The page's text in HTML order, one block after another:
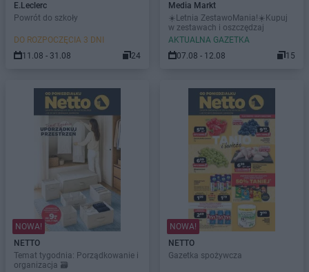
E.Leclerc
Powrót do szkoły
DO ROZPOCZĘCIA 3 DNI
11.08 - 31.08
24
Media Markt
☀️Letnia ZestawoMania!☀️Kupuj
w zestawach i oszczędzaj
AKTUALNA GAZETKA
07.08 - 12.08
15
NOWA!
NETTO
Temat tygodnia: Porządkowanie i
organizacja 🗃️
NOWA!
NETTO
Gazetka spożywcza